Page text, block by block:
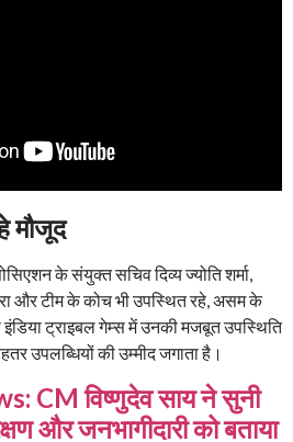
मौजूद
के संयुक्त सचिव दिव्य ज्योति शर्मा,
और टीम के कोच भी उपस्थित रहे, असम के
ट्राइबल गेम्स में उनकी मजबूत उपस्थिति
उपलब्धियों की उम्मीद जगाता है।
CM विष्णुदेव साय ने सुनी
और जनभागीदारी को बताया